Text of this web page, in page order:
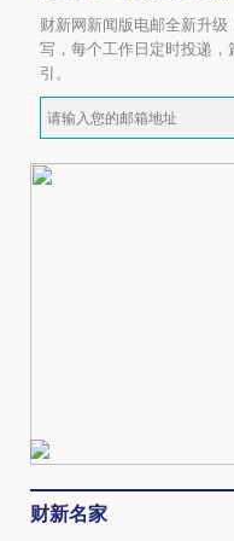
财新网新闻版电邮全新升级
写，每个工作日定时投递，
引。
财新名家